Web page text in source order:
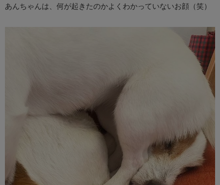
あんちゃんは、何が起きたのかよくわかっていないお顔（笑）